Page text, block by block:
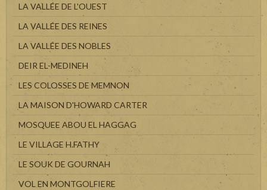
LA VALLÉE DE L'OUEST
LA VALLÉE DES REINES
LA VALLÉE DES NOBLES
DEIR EL-MEDINEH
LES COLOSSES DE MEMNON
LA MAISON D'HOWARD CARTER
MOSQUEE ABOU EL HAGGAG
LE VILLAGE H.FATHY
LE SOUK DE GOURNAH
VOL EN MONTGOLFIERE